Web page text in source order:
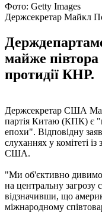
Фото: Getty Images
Держсекретар Майкл
майже півтора
протидії КНР.
Держсекретар США
партія Китаю (КПК) є
епохи". Відповідну
слуханнях у комітеті
США.
"Ми об'єктивно
на центральну загрозу
відзначивши, що
міжнародному